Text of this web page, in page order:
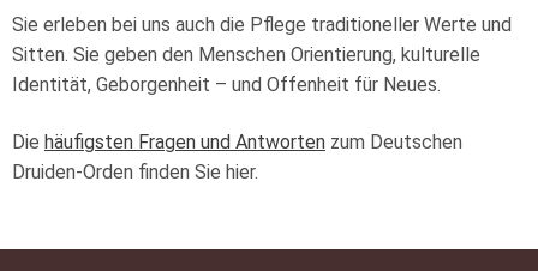
Sie erleben bei uns auch die Pflege traditioneller Werte und
Sitten. Sie geben den Menschen Orientierung, kulturelle
Identität, Geborgenheit – und Offenheit für Neues.
Die häufigsten Fragen und Antworten zum Deutschen
Druiden-Orden finden Sie hier.